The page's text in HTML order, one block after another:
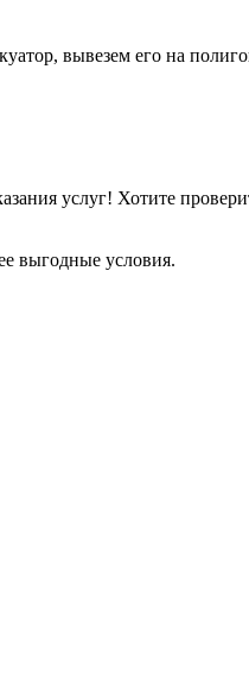
вывезем его на
услуг! Хотите
выгодные условия.